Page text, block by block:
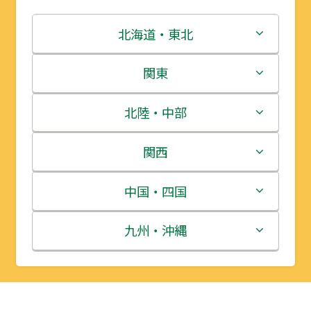
北海道・東北
北海道
青森県
岩手県
宮城県
秋田県
山形県
関東
茨城県
栃木県
群馬県
埼玉県
千葉県
北陸・中部
新潟県
富山県
石川県
福井県
関西
三重県
滋賀県
京都府
中国・四国
鳥取県
島根県
九州・沖縄
福岡県